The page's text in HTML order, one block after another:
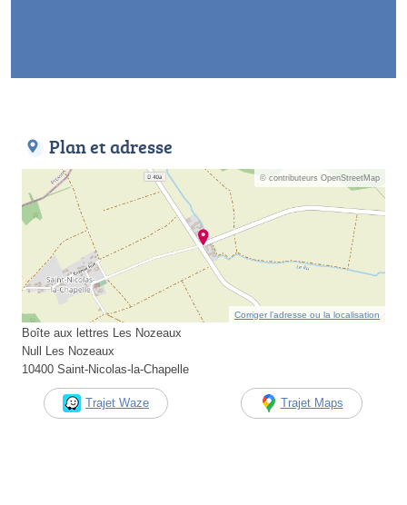
Plan et adresse
© contributeurs OpenStreetMap
Corriger l’adresse ou la localisation
Boîte aux lettres Les Nozeaux
Null Les Nozeaux
10400 Saint-Nicolas-la-Chapelle
Trajet Waze Trajet Maps